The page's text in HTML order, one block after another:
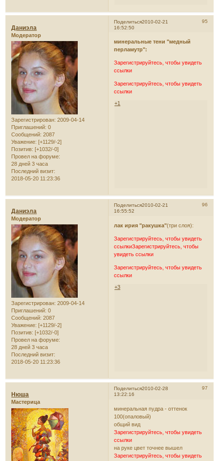
Поделиться 95
2010-02-21
16:52:50
Даниэла
Модератор
Зарегистрирован: 2009-04-14
Приглашений: 0
Сообщений: 2087
Уважение: [+1129/-2]
Позитив: [+1032/-0]
Провел на форуме:
28 дней 3 часа
Последний визит:
2018-05-20 11:23:36
минеральные тени "медный
перламутр":
Зарегистрируйтесь, чтобы увидеть
ссылки
Зарегистрируйтесь, чтобы увидеть
ссылки
+1
Поделиться 96
2010-02-21
16:55:52
Даниэла
Модератор
Зарегистрирован: 2009-04-14
Приглашений: 0
Сообщений: 2087
Уважение: [+1129/-2]
Позитив: [+1032/-0]
Провел на форуме:
28 дней 3 часа
Последний визит:
2018-05-20 11:23:36
лак ирия "ракушка"(три слоя):
Зарегистрируйтесь, чтобы увидеть
ссылкиЗарегистрируйтесь, чтобы
увидеть ссылки
Зарегистрируйтесь, чтобы увидеть
ссылки
+3
Поделиться 97
2010-02-28
13:22:16
Нюша
Мастерица
минеральная пудра - оттенок
100(опаловый)
общий вид
Зарегистрируйтесь, чтобы увидеть
ссылки
на руке цвет точнее вышел
Зарегистрируйтесь, чтобы увидеть